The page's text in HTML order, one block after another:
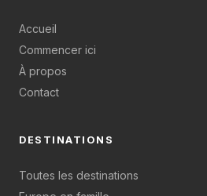
Accueil
Commencer ici
À propos
Contact
DESTINATIONS
Toutes les destinations